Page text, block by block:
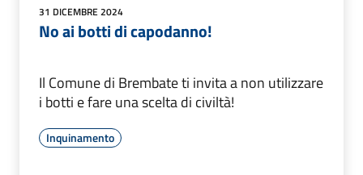
31 DICEMBRE 2024
No ai botti di capodanno!
Il Comune di Brembate ti invita a non utilizzare
i botti e fare una scelta di civiltà!
Inquinamento